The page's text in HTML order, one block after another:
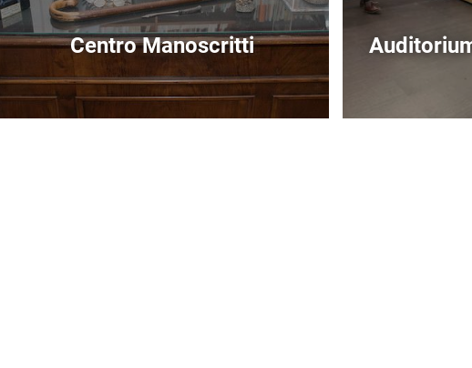
Centro Manoscritti